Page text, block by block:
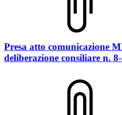
Presa atto comunicazione
deliberazione consiliare n.